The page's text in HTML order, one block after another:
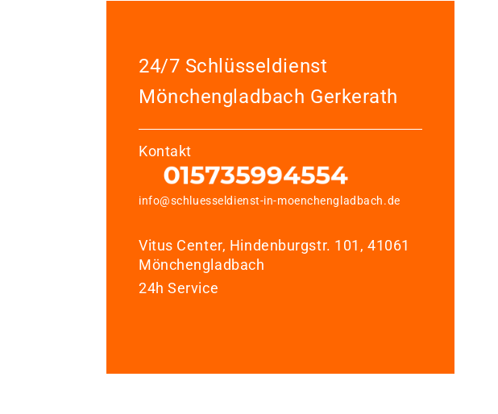
24/7 Schlüsseldienst
Mönchengladbach Gerkerath
Kontakt
info@schluesseldienst-in-moenchengladbach.de
Vitus Center, Hindenburgstr. 101, 41061
Mönchengladbach
24h Service